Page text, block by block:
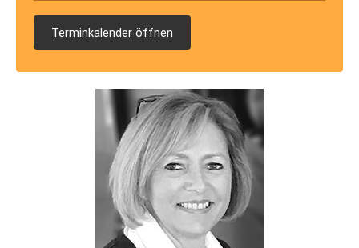
Terminkalender öffnen